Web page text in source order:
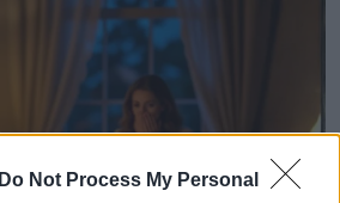
Do Not Process My Personal